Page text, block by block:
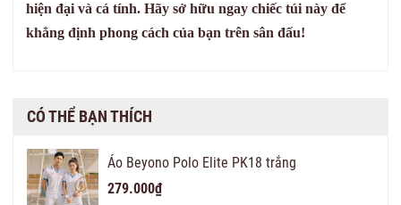
hiện đại và cá tính. Hãy sở hữu ngay chiếc túi này để
khẳng định phong cách của bạn trên sân đấu!
CÓ THỂ BẠN THÍCH
Áo Beyono Polo Elite PK18 trắng
279.000₫